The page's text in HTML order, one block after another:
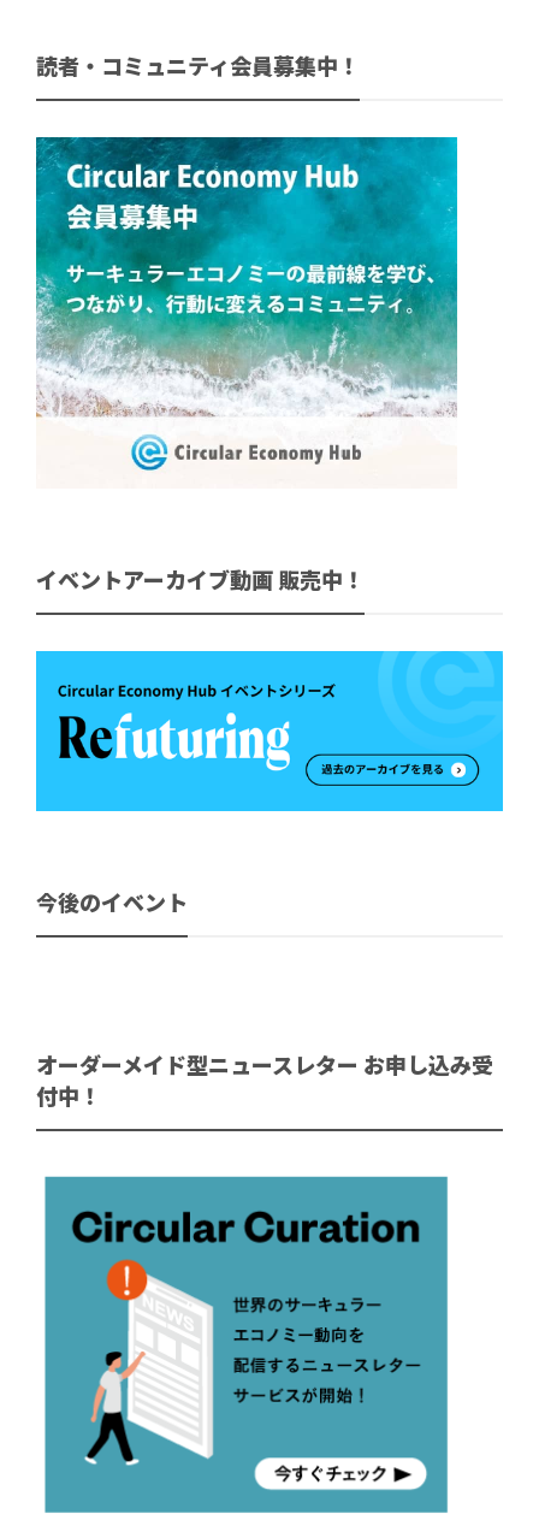
読者・コミュニティ会員募集中！
イベントアーカイブ動画 販売中！
今後のイベント
オーダーメイド型ニュースレター お申し込み受
付中！